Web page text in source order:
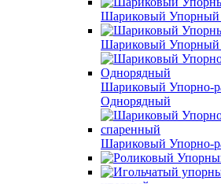
Шариковый
Шариковый Упорный
Шариковый Упорно-
Однорядный
Шариковый Упорно-